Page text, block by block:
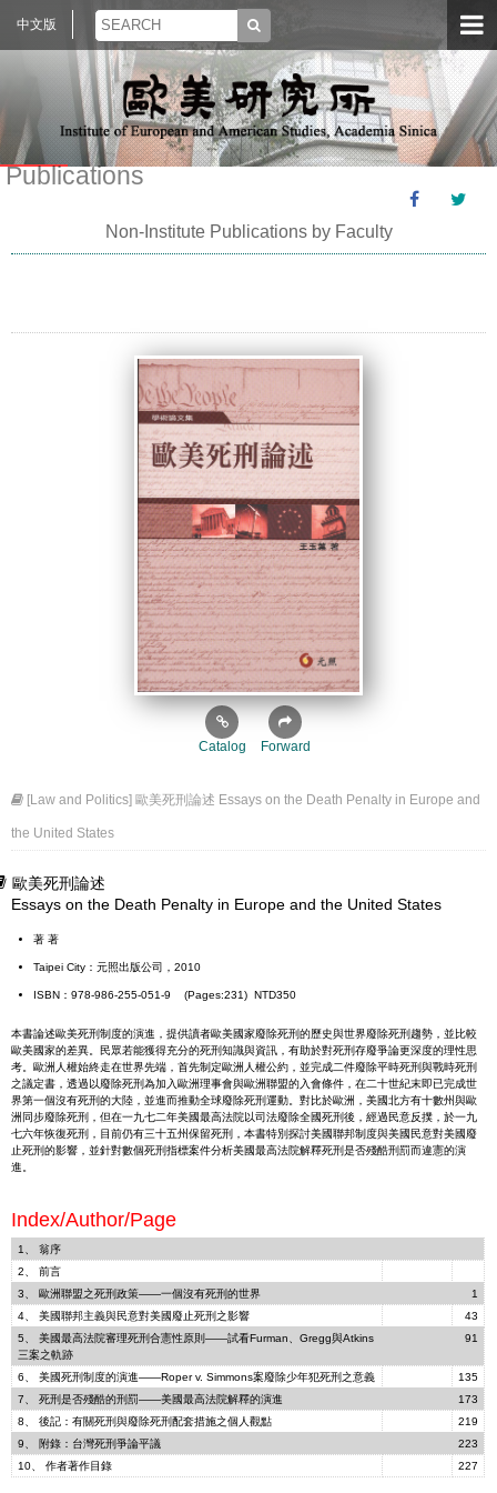
中文版
Publications
Non-Institute Publications by Faculty
Catalog Forward
[Law and Politics] 歐美死刑論述 Essays on the Death Penalty in Europe and
the United States
歐美死刑論述
Essays on the Death Penalty in Europe and the United States
著 著
Taipei City：元照出版公司，2010
ISBN：978-986-255-051-9 (Pages:231) NTD350
本書論述歐美死刑制度的演進，提供讀者歐美國家廢除死刑的歷史與世界廢除死刑趨勢，並比較
歐美國家的差異。民眾若能獲得充分的死刑知識與資訊，有助於對死刑存廢爭論更深度的理性思
考。歐洲人權始終走在世界先端，首先制定歐洲人權公約，並完成二件廢除平時死刑與戰時死刑
之議定書，透過以廢除死刑為加入歐洲理事會與歐洲聯盟的入會條件，在二十世紀末即已完成世
界第一個沒有死刑的大陸，並進而推動全球廢除死刑運動。對比於歐洲，美國北方有十數州與歐
洲同步廢除死刑，但在一九七二年美國最高法院以司法廢除全國死刑後，經過民意反撲，於一九
七六年恢復死刑，目前仍有三十五州保留死刑，本書特別探討美國聯邦制度與美國民意對美國廢
止死刑的影響，並針對數個死刑指標案件分析美國最高法院解釋死刑是否殘酷刑罰而違憲的演
進。
Index/Author/Page
1、 翁序
2、 前言
3、 歐洲聯盟之死刑政策――一個沒有死刑的世界
1
4、 美國聯邦主義與民意對美國廢止死刑之影響
43
5、 美國最高法院審理死刑合憲性原則――試看Furman、Gregg與Atkins
三案之軌跡
91
6、 美國死刑制度的演進――Roper v. Simmons案廢除少年犯死刑之意義
135
7、 死刑是否殘酷的刑罰――美國最高法院解釋的演進
173
8、 後記：有關死刑與廢除死刑配套措施之個人觀點
219
9、 附錄：台灣死刑爭論平議
223
10、 作者著作目錄
227